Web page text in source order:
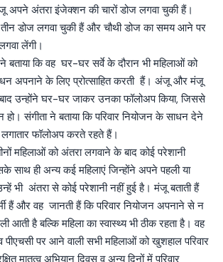
अंतरा इंजेक्शन की चारों डोज लगवा चुकी हैं।
तीन डोज लगवा चुकी हैं और चौथी डोज का समय आने पर
लेंगी।
ने बताया कि वह घर-घर सर्वे के दौरान भी महिलाओं को
अपनाने के लिए प्रोत्साहित करती हैं। अंजू और मंजू
उन्होंने घर-घर जाकर उनका फॉलोअप किया, जिससे
हो। संगीता ने बताया कि परिवार नियोजन के साधन देने
लगातार फॉलोअप करते रहते हैं।
महिलाओं को अंतरा लगवाने के बाद कोई परेशानी
साथ ही अन्य कई महिलाएं जिन्होंने अपने पहली या
भी अंतरा से कोई परेशानी नहीं हुई है। मंजू बताती हैं
हैं और वह जानती हैं कि परिवार नियोजन अपनाने से न
आती है बल्कि महिला का स्वास्थ्य भी ठीक रहता है। वह
पीएचसी पर आने वाली सभी महिलाओं को खुशहाल परिवार
मातृत्व अभियान दिवस व अन्य दिनों में परिवार